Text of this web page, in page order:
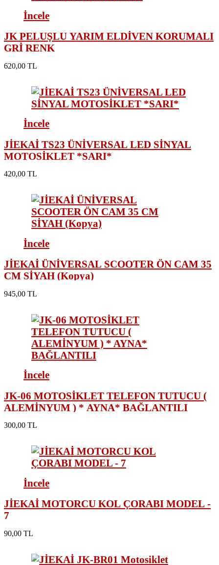
İncele
JK PELUŞLU YARIM ELDİVEN KORUMALI
GRİ RENK
620,00 TL
İncele
JİEKAİ TS23 ÜNİVERSAL LED SİNYAL
MOTOSİKLET *SARI*
420,00 TL
İncele
JİEKAİ ÜNİVERSAL SCOOTER ÖN CAM 35
CM SİYAH (Kopya)
945,00 TL
İncele
JK-06 MOTOSİKLET TELEFON TUTUCU (
ALEMİNYUM ) * AYNA* BAĞLANTILI
300,00 TL
İncele
JİEKAİ MOTORCU KOL ÇORABI MODEL -
7
90,00 TL